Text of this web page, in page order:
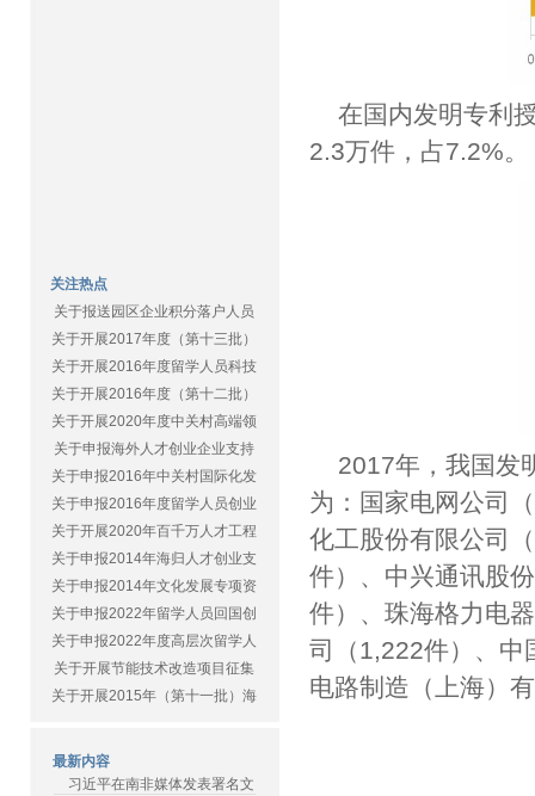
关注热点
关于报送园区企业积分落户人员
关于开展2017年度（第十三批）
关于开展2016年度留学人员科技
关于开展2016年度（第十二批）
关于开展2020年度中关村高端领
关于申报海外人才创业企业支持
关于申报2016年中关村国际化发
关于申报2016年度留学人员创业
关于开展2020年百千万人才工程
关于申报2014年海归人才创业支
关于申报2014年文化发展专项资
关于申报2022年留学人员回国创
关于申报2022年度高层次留学人
关于开展节能技术改造项目征集
关于开展2015年（第十一批）海
最新内容
习近平在南非媒体发表署名文
在国内发明专利
2.3万件，占7.2%。
2017年，我国发
为：国家电网公司
化工股份有限公司
件）、中兴通讯股
件）、珠海格力电
司（1,222件）、中
电路制造（上海）